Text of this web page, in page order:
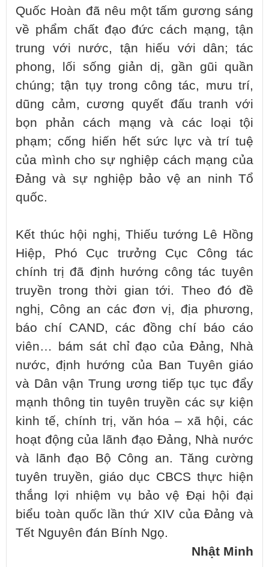
Quốc Hoàn đã nêu một tấm gương sáng
về phẩm chất đạo đức cách mạng, tận
trung với nước, tận hiếu với dân; tác
phong, lối sống giản dị, gần gũi quần
chúng; tận tụy trong công tác, mưu trí,
dũng cảm, cương quyết đấu tranh với
bọn phản cách mạng và các loại tội
phạm; cống hiến hết sức lực và trí tuệ
của mình cho sự nghiệp cách mạng của
Đảng và sự nghiệp bảo vệ an ninh Tổ
quốc.
Kết thúc hội nghị, Thiếu tướng Lê Hồng
Hiệp, Phó Cục trưởng Cục Công tác
chính trị đã định hướng công tác tuyên
truyền trong thời gian tới. Theo đó đề
nghị, Công an các đơn vị, địa phương,
báo chí CAND, các đồng chí báo cáo
viên… bám sát chỉ đạo của Đảng, Nhà
nước, định hướng của Ban Tuyên giáo
và Dân vận Trung ương tiếp tục tục đẩy
mạnh thông tin tuyên truyền các sự kiện
kinh tế, chính trị, văn hóa – xã hội, các
hoạt động của lãnh đạo Đảng, Nhà nước
và lãnh đạo Bộ Công an. Tăng cường
tuyên truyền, giáo dục CBCS thực hiện
thắng lợi nhiệm vụ bảo vệ Đại hội đại
biểu toàn quốc lần thứ XIV của Đảng và
Tết Nguyên đán Bính Ngọ.
Nhật Minh